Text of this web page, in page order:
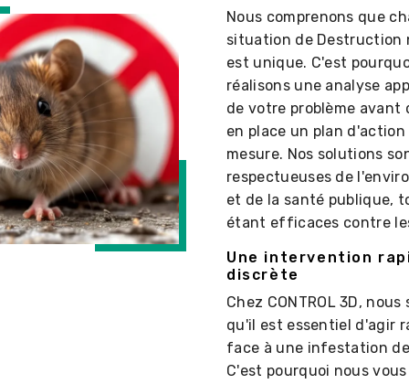
Nous comprenons que
situation de Destruction
est unique. C'est
réalisons une analyse
de votre problème avant
en place un plan
mesure. Nos solutions
respectueuses de
et de la santé publique,
étant efficaces contre
Une intervention
discrète
Chez CONTROL 3D, nous
qu'il est essentiel d'agir
face à une infestation
C'est pourquoi nous vous